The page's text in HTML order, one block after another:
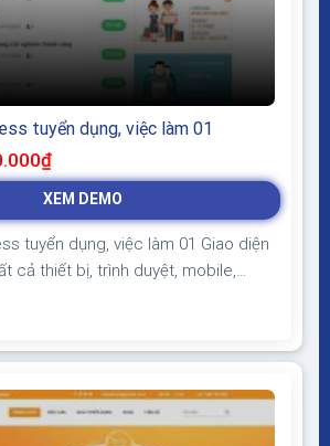
tuyển dụng, việc làm 01
₫Giá
tại
là:
XEM DEMO
tuyển dụng, việc làm 01 Giao diện
cả thiết bị, trình duyệt, mobile,
ưu với các công cụ tìm kiếm
toàn 100% không...